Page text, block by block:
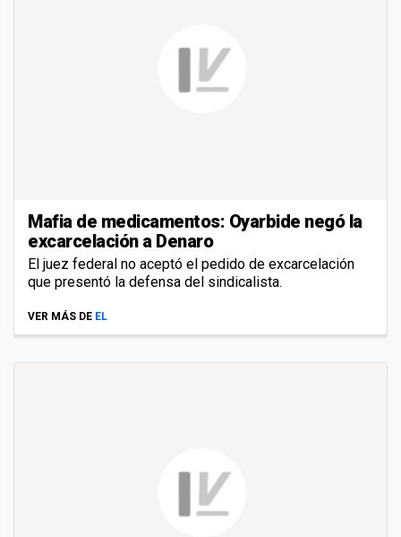
Mafia de medicamentos: Oyarbide negó la
excarcelación a Denaro
El juez federal no aceptó el pedido de excarcelación
que presentó la defensa del sindicalista.
VER MÁS DE EL